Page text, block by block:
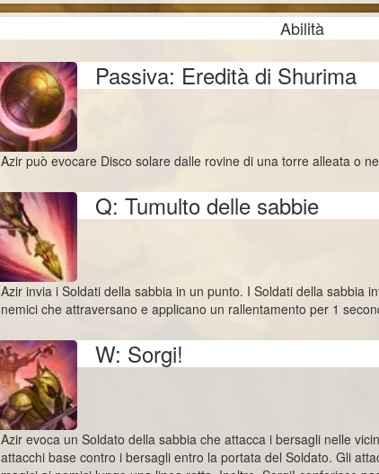
Abilità
Passiva: Eredità di Shurima
Azir può evocare Disco solare dalle rovine di una torre alleata o
Q: Tumulto delle sabbie
Azir invia i Soldati della sabbia in un punto. I Soldati della sabbia
nemici che attraversano e applicano un rallentamento per 1
W: Sorgi!
Azir evoca un Soldato della sabbia che attacca i bersagli nelle
attacchi base contro i bersagli entro la portata del Soldato. Gli